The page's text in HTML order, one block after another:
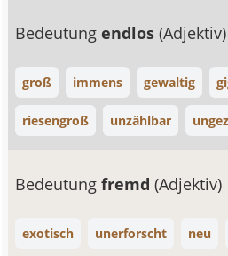
Bedeutungendlos(Adjektiv)
groß immens gewaltig
riesengroß unzählbar
Bedeutungfremd(Adjektiv)
exotisch unerforscht neu